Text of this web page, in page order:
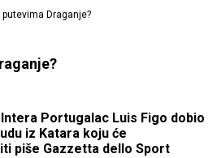
putevima Draganje?
Portugalac Luis Figo dobio
iz Katara koju će
piše Gazzetta dello Sport